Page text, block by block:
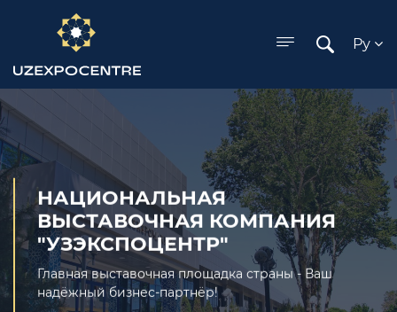
menu
Ру
НАЦИОНАЛЬНАЯ
ВЫСТАВОЧНАЯ КОМПАНИЯ
"УЗЭКСПОЦЕНТР"
Главная выставочная площадка страны - Ваш
надёжный бизнес-партнёр!